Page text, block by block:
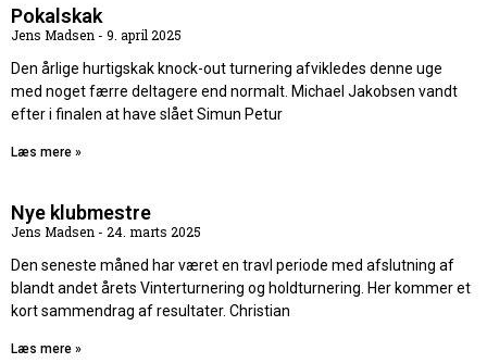
Pokalskak
Jens Madsen
9. april 2025
Den årlige hurtigskak knock-out turnering afvikledes denne uge
med noget færre deltagere end normalt. Michael Jakobsen vandt
efter i finalen at have slået Simun Petur
Læs mere »
Nye klubmestre
Jens Madsen
24. marts 2025
Den seneste måned har været en travl periode med afslutning af
blandt andet årets Vinterturnering og holdturnering. Her kommer et
kort sammendrag af resultater. Christian
Læs mere »